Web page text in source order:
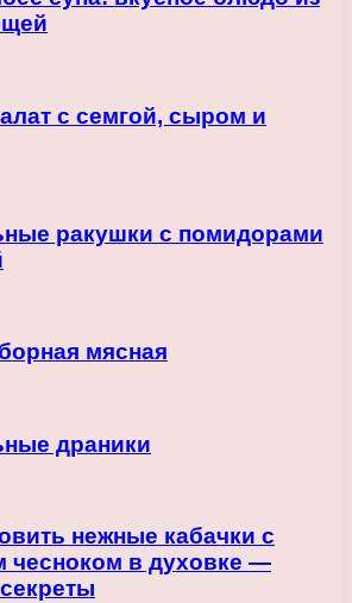
с семгой, сыром и
ракушки с помидорами
мясная
драники
нежные кабачки с
чесноком в духовке —